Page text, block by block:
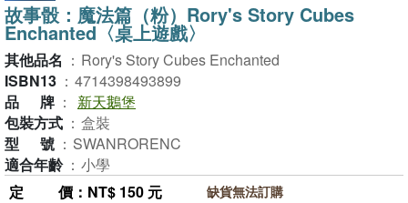
故事骰：魔法篇（粉）Rory's Story Cubes
Enchanted〈桌上遊戲〉
其他品名 ： Rory's Story Cubes Enchanted
ISBN13 ： 4714398493899
品牌 ：
新天鵝堡
包裝方式 ： 盒裝
型號 ： SWANRORENC
適合年齡 ： 小學
定價 ：NT$ 150 元
缺貨無法訂購